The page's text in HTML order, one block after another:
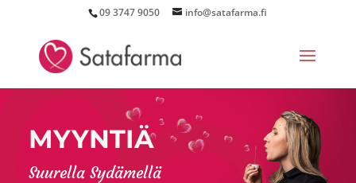
09 3747 9050 info@satafarma.fi
MYYNTIÄ
Suurella Sydämellä